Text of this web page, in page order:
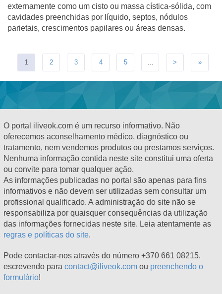
externamente como um cisto ou massa cística-sólida, com
cavidades preenchidas por líquido, septos, nódulos
parietais, crescimentos papilares ou áreas densas.
1 2 3 4 5 … > »
O portal iliveok.com é um recurso informativo. Não
oferecemos aconselhamento médico, diagnóstico ou
tratamento, nem vendemos produtos ou prestamos serviços.
Nenhuma informação contida neste site constitui uma oferta
ou convite para tomar qualquer ação.
As informações publicadas no portal são apenas para fins
informativos e não devem ser utilizadas sem consultar um
profissional qualificado. A administração do site não se
responsabiliza por quaisquer consequências da utilização
das informações fornecidas neste site. Leia atentamente as
regras e políticas do site.
Pode contactar-nos através do número +370 661 08215,
escrevendo para contact@iliveok.com ou preenchendo o
formulário!